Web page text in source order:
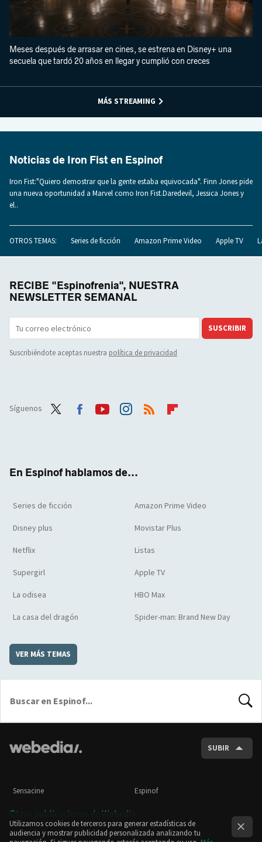
Meses después de arrasar en cines, se estrena en Disney+ una
secuela que tardó 20 años en llegar y cumplió con creces
MÁS STREAMING
Noticias de Iron Fist en Espinof
Iron Fist:"Quiero demostrar que la gente estaba equivocada". Finn Jones pide
una nueva oportunidad a Marvel como Iron Fist.Daredevil, Jessica Jones y
el..
OTROS TEMAS: Series de ficción Amazon Prime Video Apple TV
RECIBE "Espinofrenia", NUESTRA
NEWSLETTER SEMANAL
SUSCRIBIR
Suscribiéndote aceptas nuestra política de privacidad
Síguenos
En Espinof hablamos de...
Series de ficción Amazon Prime Video
Disney plus Movistar Plus
Netflix Listas
Supergirl Apple TV
La odisea HBO Max
La casa del dragón Spider-man: Brand New Day
VER MÁS TEMAS
SUBIR
Sensacine Espinof
Otras publicaciones de Webedia
Utilizamos cookies de terceros para generar estadísticas de
audiencia y mostrar publicidad personalizada analizando tu